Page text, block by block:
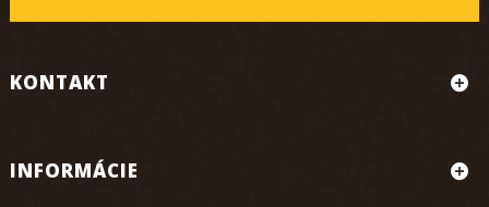
KONTAKT
INFORMÁCIE